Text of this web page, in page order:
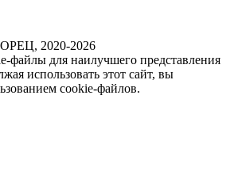
2020-2026
файлы для наилучшего представления
использовать этот сайт, вы
cookie-файлов.